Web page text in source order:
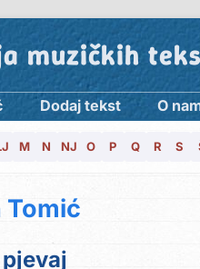
muzičkih
Dodaj tekst O
M N NJ O P Q R S
Tomić